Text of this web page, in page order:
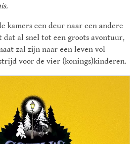
kamers een deur naar een andere
al snel tot een groots avontuur,
zal zijn naar een leven vol
voor de vier (konings)kinderen.